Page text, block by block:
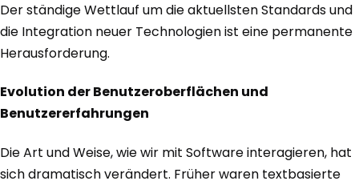
Der ständige Wettlauf um die aktuellsten Standards und
die Integration neuer Technologien ist eine permanente
Herausforderung.
Evolution der Benutzeroberflächen und
Benutzererfahrungen
Die Art und Weise, wie wir mit Software interagieren, hat
sich dramatisch verändert. Früher waren textbasierte